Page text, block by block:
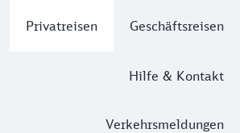
Privatreisen Geschäftsreisen
Hilfe & Kontakt
Verkehrsmeldungen